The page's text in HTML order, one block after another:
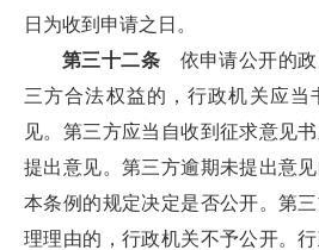
日为收到申请之日。
第三十二条 依申请公开的政
三方合法权益的，行政机关应当
见。第三方应当自收到征求意见
提出意见。第三方逾期未提出意
本条例的规定决定是否公开。第
理理由的，行政机关不予公开。